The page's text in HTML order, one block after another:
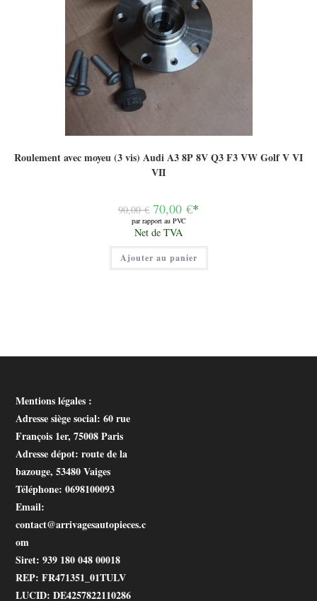
Roulement avec moyeu (3 vis) Audi A3 8P 8V Q3 F3 VW Golf V VI
VII
90,00€ Le
prix
initial
était :
90,00 €.
70,00 €*
par rapport au PVC
Le
prix
actuel
est :
70,00 €.
Net de TVA
Ajouter au panier
Mentions légales :
Adresse siège social: 60 rue
François 1er, 75008 Paris
Adresse dépot: route de la
bazouge, 53480 Vaiges
Téléphone: 0698100093
Email:
contact@arrivagesautopieces.c
om
Siret: 939 180 048 00018
REP: FR471351_01TULV
LUCID: DE4257822110286